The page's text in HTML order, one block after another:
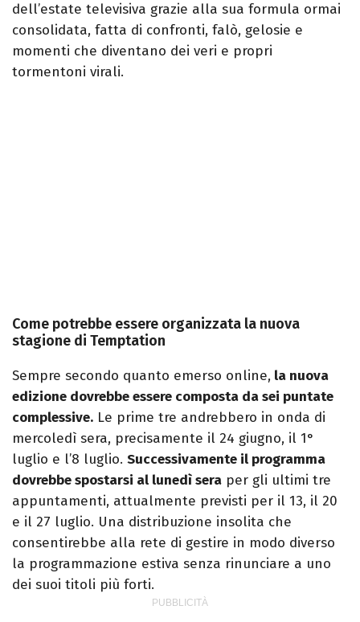
dell’estate televisiva grazie alla sua formula ormai
consolidata, fatta di confronti, falò, gelosie e
momenti che diventano dei veri e propri
tormentoni virali.
Come potrebbe essere organizzata la nuova
stagione di Temptation
Sempre secondo quanto emerso online, la nuova
edizione dovrebbe essere composta da sei puntate
complessive. Le prime tre andrebbero in onda di
mercoledì sera, precisamente il 24 giugno, il 1°
luglio e l’8 luglio. Successivamente il programma
dovrebbe spostarsi al lunedì sera per gli ultimi tre
appuntamenti, attualmente previsti per il 13, il 20
e il 27 luglio. Una distribuzione insolita che
consentirebbe alla rete di gestire in modo diverso
la programmazione estiva senza rinunciare a uno
dei suoi titoli più forti.